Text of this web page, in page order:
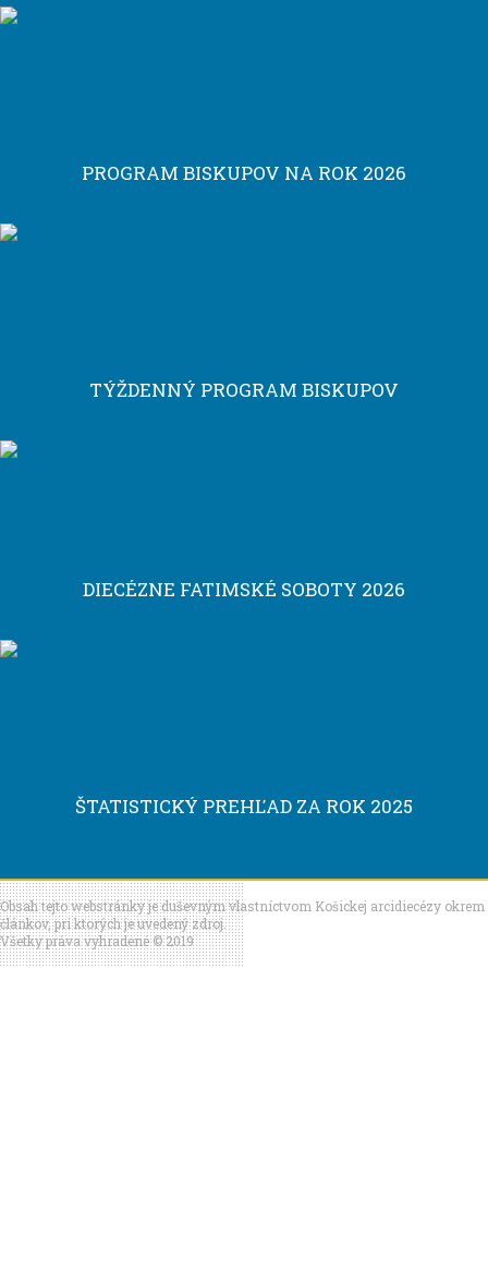
PROGRAM BISKUPOV NA ROK 2026
TÝŽDENNÝ PROGRAM BISKUPOV
DIECÉZNE FATIMSKÉ SOBOTY 2026
ŠTATISTICKÝ PREHĽAD ZA ROK 2025
Obsah tejto webstránky je duševným vlastníctvom Košickej arcidiecézy okrem
článkov, pri ktorých je uvedený zdroj.
Všetky práva vyhradené © 2019